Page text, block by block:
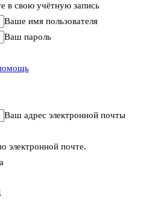
в свою учётную запись
Ваше имя пользователя
Ваш пароль
Ваш адрес электронной почты
электронной почте.